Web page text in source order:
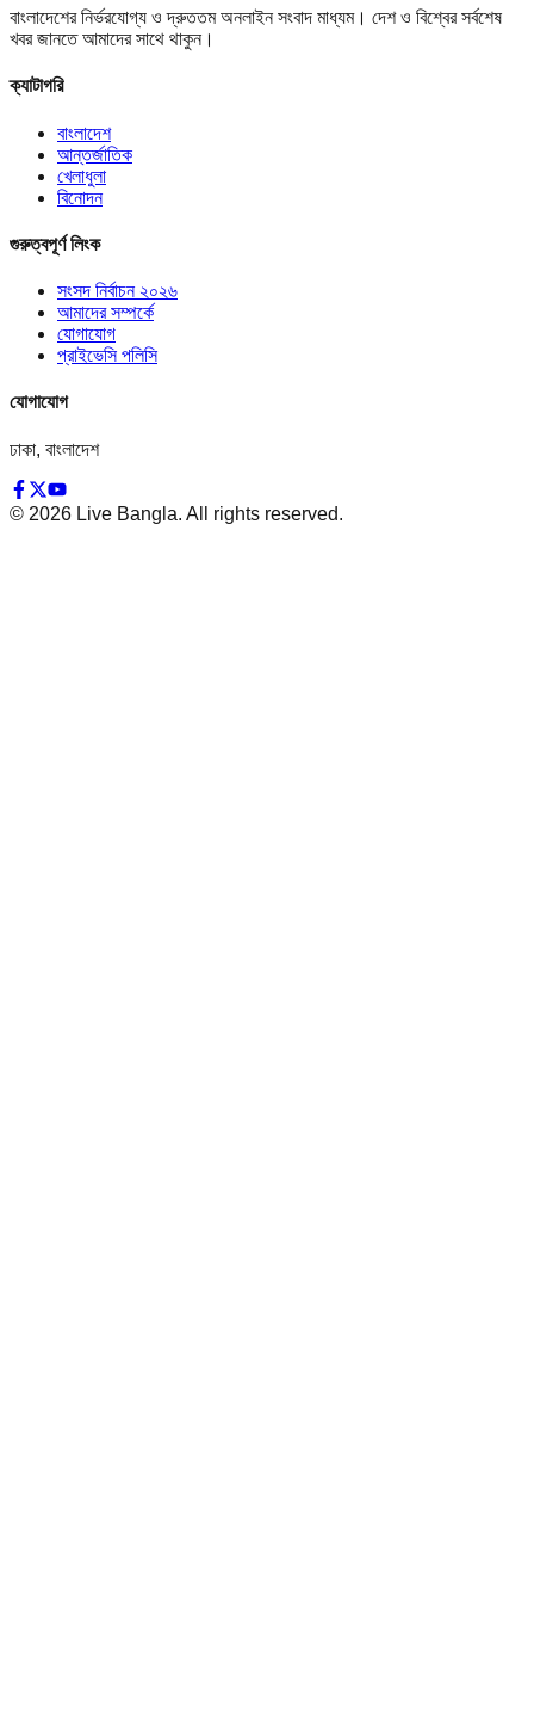
বাংলাদেশের নির্ভরযোগ্য ও দ্রুততম অনলাইন সংবাদ মাধ্যম। দেশ ও বিশ্বের সর্বশেষ
খবর জানতে আমাদের সাথে থাকুন।
ক্যাটাগরি
বাংলাদেশ
আন্তর্জাতিক
খেলাধুলা
বিনোদন
গুরুত্বপূর্ণ লিংক
সংসদ নির্বাচন ২০২৬
আমাদের সম্পর্কে
যোগাযোগ
প্রাইভেসি পলিসি
যোগাযোগ
ঢাকা, বাংলাদেশ
© 2026 Live Bangla. All rights reserved.